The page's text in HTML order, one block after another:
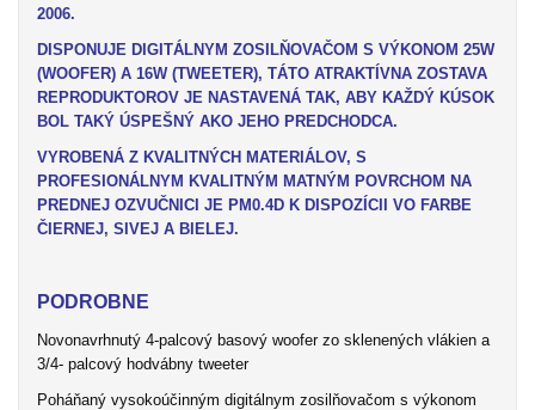
2006.
DISPONUJE DIGITÁLNYM ZOSILŇOVAČOM S VÝKONOM 25W
(WOOFER) A 16W (TWEETER), TÁTO ATRAKTÍVNA ZOSTAVA
REPRODUKTOROV JE NASTAVENÁ TAK, ABY KAŽDÝ KÚSOK
BOL TAKÝ ÚSPEŠNÝ AKO JEHO PREDCHODCA.
VYROBENÁ Z KVALITNÝCH MATERIÁLOV, S
PROFESIONÁLNYM KVALITNÝM MATNÝM POVRCHOM NA
PREDNEJ OZVUČNICI JE PM0.4D K DISPOZÍCII VO FARBE
ČIERNEJ, SIVEJ A BIELEJ.
PODROBNE
Novonavrhnutý 4-palcový basový woofer zo sklenených vlákien a
3/4- palcový hodvábny tweeter
Poháňaný vysokoúčinným digitálnym zosilňovačom s výkonom